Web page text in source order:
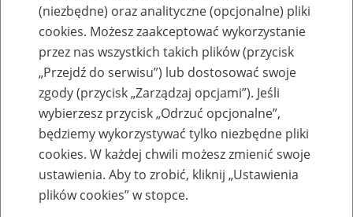
Szkolenia
Szkolenie online - Świadczenie
uzupełniające dla osób niezdolnych do
samodzielnej egzystencji
(niezbędne) oraz analityczne (opcjonalne) pliki
cookies. Możesz zaakceptować wykorzystanie
przez nas wszystkich takich plików (przycisk
„Przejdź do serwisu”) lub dostosować swoje
zgody (przycisk „Zarządzaj opcjami”). Jeśli
wybierzesz przycisk „Odrzuć opcjonalne”,
będziemy wykorzystywać tylko niezbędne pliki
cookies. W każdej chwili możesz zmienić swoje
ustawienia. Aby to zrobić, kliknij „Ustawienia
plików cookies” w stopce.